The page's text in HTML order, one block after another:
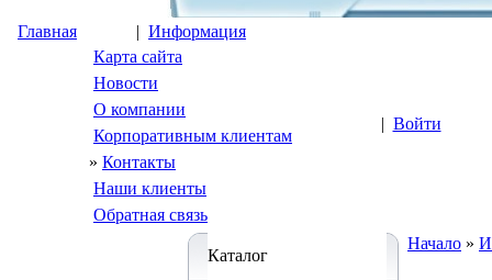
Главная | Информация
Карта сайта
Новости
О компании
Корпоративным клиентам
» Контакты
Наши клиенты
Обратная связь
| Войти
Каталог
Начало »